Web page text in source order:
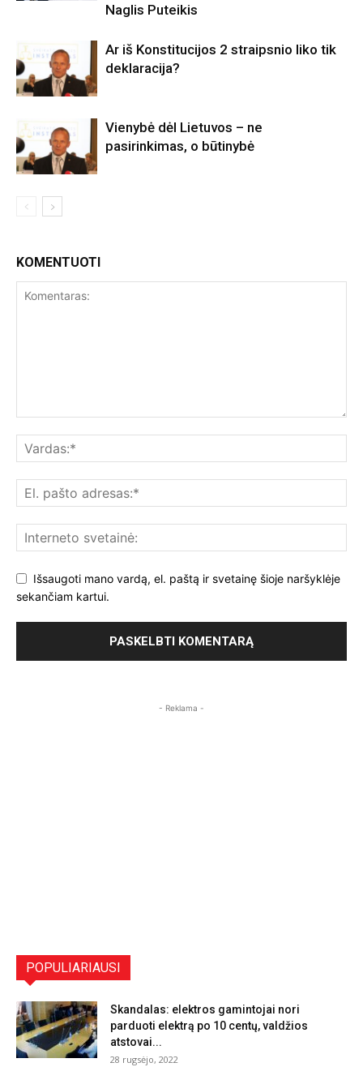
Naglis Puteikis
Ar iš Konstitucijos 2 straipsnio liko tik
deklaracija?
Vienybė dėl Lietuvos – ne
pasirinkimas, o būtinybė
KOMENTUOTI
Išsaugoti mano vardą, el. paštą ir svetainę šioje naršyklėje
sekančiam kartui.
- Reklama -
POPULIARIAUSI
Skandalas: elektros gamintojai nori
parduoti elektrą po 10 centų, valdžios
atstovai...
28 rugsėjo, 2022